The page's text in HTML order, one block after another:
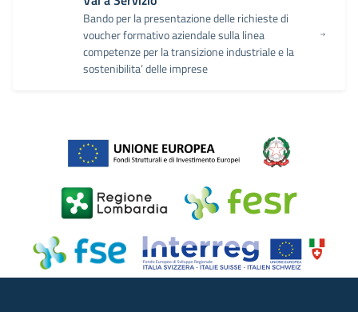
Bando per la presentazione delle richieste di
voucher formativo aziendale sulla linea
competenze per la transizione industriale e la
sostenibilita’ delle imprese